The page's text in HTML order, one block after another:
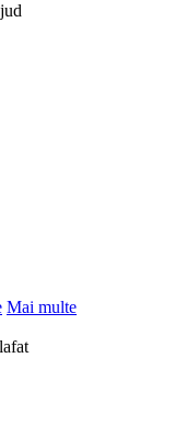
Mai multe